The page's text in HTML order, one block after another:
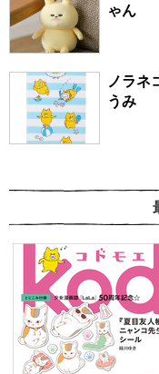
ゃん
ノラ
うみ